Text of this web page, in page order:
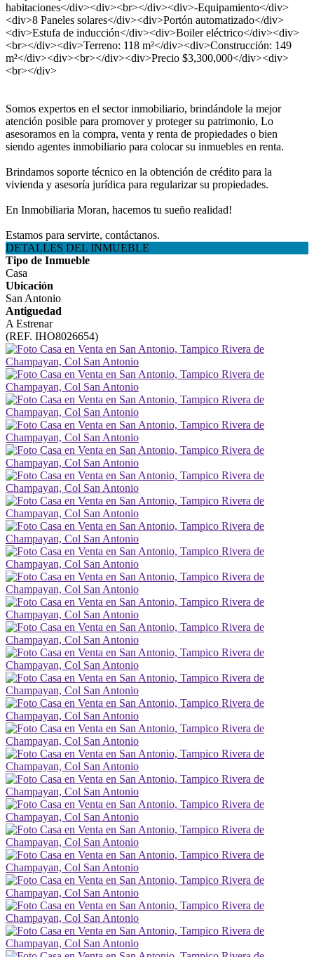
habitaciones</div><div><br></div><div>-Equipamiento</div>
<div>8 Paneles solares</div><div>Portón automatizado</div>
<div>Estufa de inducción</div><div>Boiler eléctrico</div><div>
<br></div><div>Terreno: 118 m²</div><div>Construcción: 149
m²</div><div><br></div><div>Precio $3,300,000</div><div>
<br></div>
Somos expertos en el sector inmobiliario, brindándole la mejor
atención posible para promover y proteger su patrimonio, Lo
asesoramos en la compra, venta y renta de propiedades o bien
siendo agentes inmobiliario para colocar su inmuebles en renta.
Brindamos soporte técnico en la obtención de crédito para la
vivienda y asesoría jurídica para regularizar su propiedades.
En Inmobiliaria Moran, hacemos tu sueño realidad!
Estamos para servirte, contáctanos.
DETALLES DEL INMUEBLE
Tipo de Inmueble
Casa
Ubicación
San Antonio
Antiguedad
A Estrenar
(REF. IHO8026654)